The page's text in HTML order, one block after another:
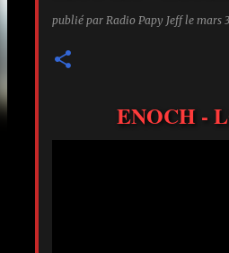
publié par Radio Papy Jeff le mars
ENOCH -